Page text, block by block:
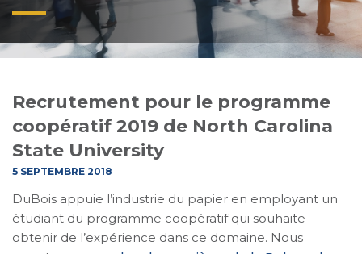
Recrutement pour le programme
coopératif 2019 de North Carolina
State University
5 SEPTEMBRE 2018
DuBois appuie l’industrie du papier en employant un
étudiant du programme coopératif qui souhaite
obtenir de l’expérience dans ce domaine. Nous